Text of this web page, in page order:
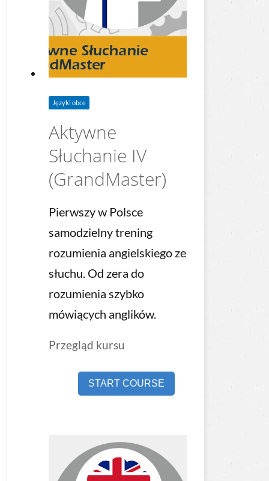
Języki obce
Aktywne
Słuchanie IV
(GrandMaster)
Pierwszy w Polsce
samodzielny trening
rozumienia angielskiego ze
słuchu. Od zera do
rozumienia szybko
mówiących anglików.
Przegląd kursu
START COURSE